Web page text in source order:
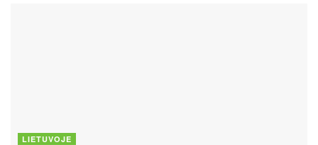
LIETUVOJE